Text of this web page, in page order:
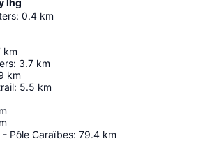
Ihg
: 0.4 km
km
: 3.7 km
km
: 5.5 km
Pôle Caraïbes: 79.4 km